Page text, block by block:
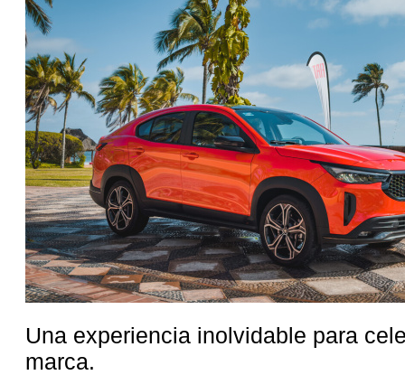
Una experiencia inolvidable para
marca.